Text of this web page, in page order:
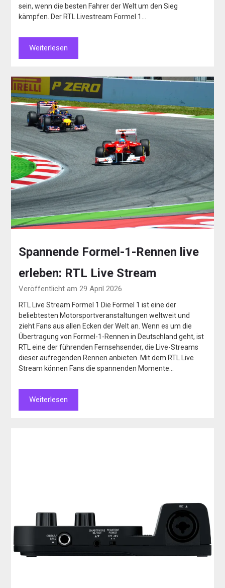
sein, wenn die besten Fahrer der Welt um den Sieg
kämpfen. Der RTL Livestream Formel 1…
Weiterlesen
Spannende Formel-1-Rennen live
erleben: RTL Live Stream
Veröffentlicht am 29 April 2026
RTL Live Stream Formel 1 Die Formel 1 ist eine der
beliebtesten Motorsportveranstaltungen weltweit und
zieht Fans aus allen Ecken der Welt an. Wenn es um die
Übertragung von Formel-1-Rennen in Deutschland geht, ist
RTL eine der führenden Fernsehsender, die Live-Streams
dieser aufregenden Rennen anbieten. Mit dem RTL Live
Stream können Fans die spannenden Momente…
Weiterlesen